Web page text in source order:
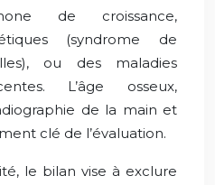
de croissance,
(syndrome de
ou des maladies
L’âge osseux,
de la main et
clé de l’évaluation.
le bilan vise à exclure